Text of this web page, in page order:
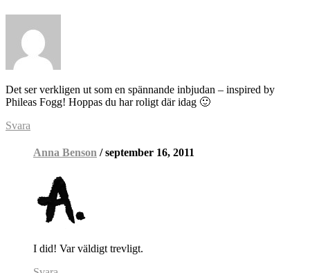
Det ser verkligen ut som en spännande inbjudan – inspired by
Phileas Fogg! Hoppas du har roligt där idag 🙂
Svara
Anna Benson / september 16, 2011
I did! Var väldigt trevligt.